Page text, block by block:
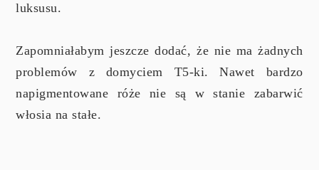
luksusu.
Zapomniałabym jeszcze dodać, że nie ma żadnych
problemów z domyciem T5-ki. Nawet bardzo
napigmentowane róże nie są w stanie zabarwić
włosia na stałe.